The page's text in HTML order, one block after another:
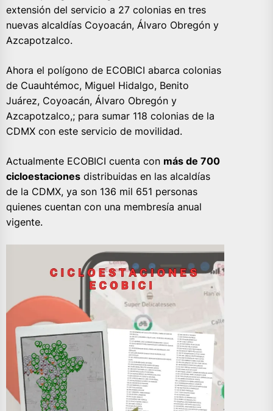
extensión del servicio a 27 colonias en tres
nuevas alcaldías Coyoacán, Álvaro Obregón y
Azcapotzalco.
Ahora el polígono de ECOBICI abarca colonias
de Cuauhtémoc, Miguel Hidalgo, Benito
Juárez, Coyoacán, Álvaro Obregón y
Azcapotzalco,; para sumar 118 colonias de la
CDMX con este servicio de movilidad.
Actualmente ECOBICI cuenta con más de 700
cicloestaciones distribuidas en las alcaldías
de la CDMX, ya son 136 mil 651 personas
quienes cuentan con una membresía anual
vigente.